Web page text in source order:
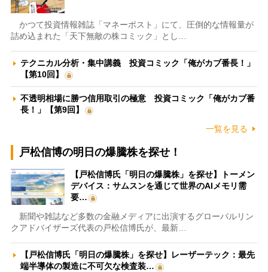
かつて投資情報雑誌「マネーポスト」にて、圧倒的な情報量が
詰め込まれた「天下無敵の株コミック」とし…
テクニカル分析・集中講義 投資コミック「俺がカブ番長！」
【第10回】
不透明相場に勝つ信用取引の極意 投資コミック「俺がカブ番
長！」【第9回】
一覧を見る
戸松信博の明日の爆騰株を探せ！
【戸松信博氏「明日の爆騰株」を探せ】トーメン
デバイス：サムスンを通じて世界のAIメモリ需
要…
新聞や雑誌など多数の金融メディアに出演するグローバルリン
クアドバイザーズ代表の戸松信博氏が、最新…
【戸松信博氏「明日の爆騰株」を探せ】レーザーテック：最先
端半導体の製造に不可欠な検査装…